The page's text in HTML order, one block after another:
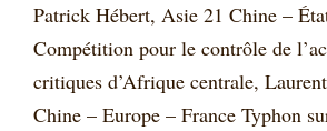
Patrick Hébert, Asie 21 Chine –
Compétition pour le contrôle de
critiques d’Afrique centrale,
Chine – Europe – France Typhon